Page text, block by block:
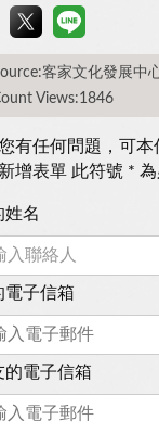
客家文化發展中
Views:1846
有任何問題，可本
增表單 此符號 *
姓名
電子信箱
的電子信箱